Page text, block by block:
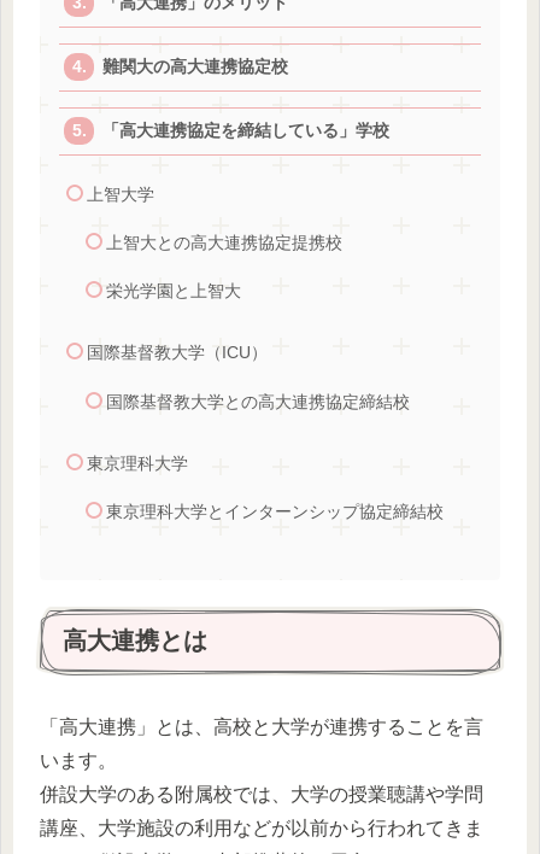
難関大の高大連携協定校
「高大連携協定を締結している」学校
上智大学
上智大との高大連携協定提携校
栄光学園と上智大
国際基督教大学（ICU）
国際基督教大学との高大連携協定締結校
東京理科大学
東京理科大学とインターンシップ協定締結校
高大連携とは
「高大連携」とは、高校と大学が連携することを言
います。
併設大学のある附属校では、大学の授業聴講や学問
講座、大学施設の利用などが以前から行われてきま